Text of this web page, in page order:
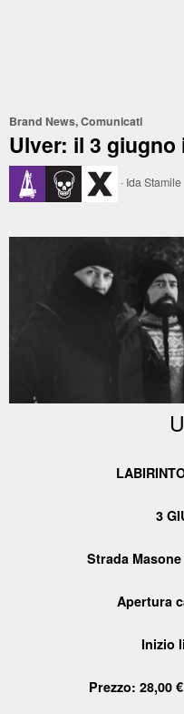
Brand News,Comunicati
Ulver: il 3 giugno
· Ida Stamile
3
Strada
Apertura
Inizio
Prezzo: 28,00